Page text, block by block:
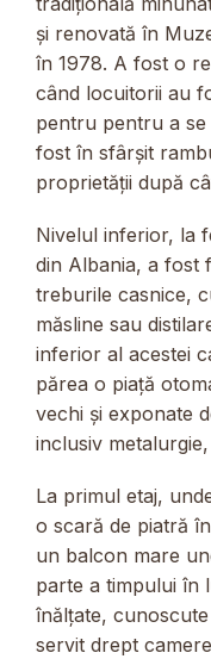
și renovată în
în 1978. A fost o
când locuitorii au
pentru pentru a se
fost în sfârșit
proprietății după
Nivelul inferior, la
din Albania, a fost
treburile casnice,
măsline sau
inferior al acestei
părea o piață
vechi și exponate
inclusiv
La primul etaj,
o scară de piatră
un balcon mare
parte a timpului în
înălțate,
servit drept